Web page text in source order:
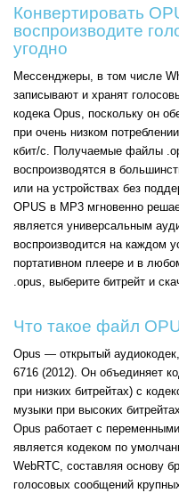
Конвертировать
воспроизводите
угодно
Мессенджеры, в том числе
записывают и хранят
кодека Opus, поскольку он
при очень низком
кбит/с. Получаемые файлы
воспроизводятся в
или на устройствах без
OPUS в MP3 мгновенно
является универсальным
воспроизводится на каждом
портативном плеере и в
.opus, выберите битрейт и
Что такое файл
Opus — открытый
6716 (2012). Он объединяет
при низких битрейтах) с
музыки при высоких
Opus работает с
является кодеком по
WebRTC, составляя основу
голосовых сообщений